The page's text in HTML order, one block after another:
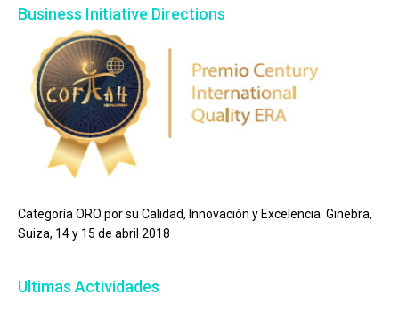
Business Initiative Directions
Categoría ORO por su Calidad, Innovación y Excelencia. Ginebra,
Suiza, 14 y 15 de abril 2018
Ultimas Actividades